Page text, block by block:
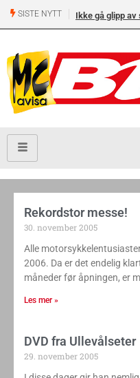
SISTE NYTT Ikke gå glipp
Rekordstor messe!
30. november 2005
Alle
2006. Da er det endelig
måneder før åpningen, er
Les mer »
DVD fra Ullevålseter
29. november 2005